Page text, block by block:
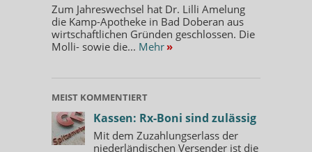
Zum Jahreswechsel hat Dr. Lilli Amelung
die Kamp-Apotheke in Bad Doberan aus
wirtschaftlichen Gründen geschlossen. Die
Molli- sowie die... Mehr »
MEIST KOMMENTIERT
Kassen: Rx-Boni sind zulässig
Mit dem Zuzahlungserlass der
niederländischen Versender ist die